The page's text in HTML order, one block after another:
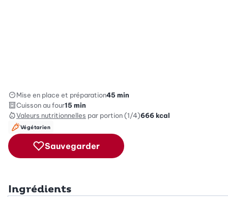
Mise en place et préparation45 min
Cuisson au four15 min
Valeurs nutritionnelles par portion (1/4)666kcal
Végétarien
Sauvegarder
Ingrédients